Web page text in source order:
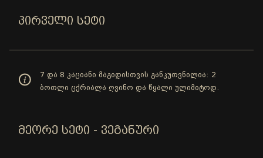
ᲞᲘᲠᲕᲔᲚᲘ ᲡᲔᲢᲘ
7 და 8 კაციანი მაგიდისთვის განკუთვნილია: 2
ბოთლი ცქრიალა ღვინო და წყალი ულიმიტოდ.
ᲛᲔᲝᲠᲔ ᲡᲔᲢᲘ - ᲕᲔᲒᲐᲜᲣᲠᲘ